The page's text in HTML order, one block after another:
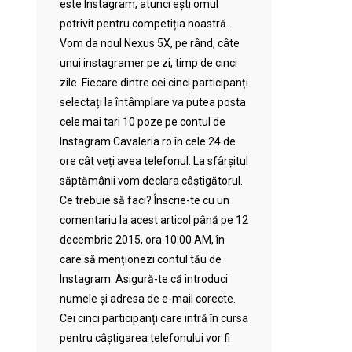
este Instagram, atunci ești omul
potrivit pentru competiția noastră.
Vom da noul Nexus 5X, pe rând, câte
unui instagramer pe zi, timp de cinci
zile. Fiecare dintre cei cinci participanți
selectați la întâmplare va putea posta
cele mai tari 10 poze pe contul de
Instagram Cavaleria.ro în cele 24 de
ore cât veți avea telefonul. La sfârșitul
săptămânii vom declara câștigătorul.
Ce trebuie să faci? Înscrie-te cu un
comentariu la acest articol până pe 12
decembrie 2015, ora 10:00 AM, în
care să menționezi contul tău de
Instagram. Asigură-te că introduci
numele și adresa de e-mail corecte.
Cei cinci participanți care intră în cursa
pentru câștigarea telefonului vor fi